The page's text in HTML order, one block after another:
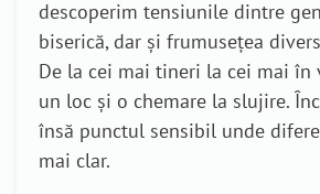
descoperim tensiunile dintre
biserică, dar și frumusețea
De la cei mai tineri la cei mai în
un loc și o chemare la slujire.
însă punctul sensibil unde
mai clar.